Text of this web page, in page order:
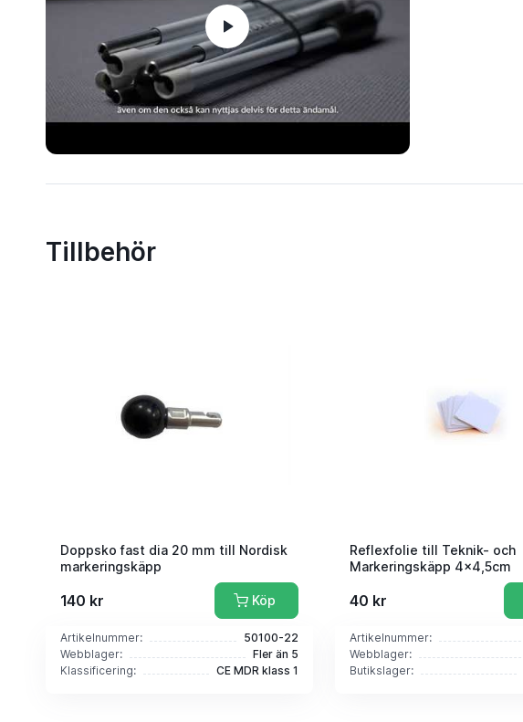
Tillbehör
Doppsko fast dia 20 mm till Nordisk
markeringskäpp
140 kr Köp
Artikelnummer:
50100-22
Webblager:
Fler än 5
Klassificering:
CE MDR klass 1
Reflexfolie till Teknik- och
Markeringskäpp 4x4,5cm
40 kr
Artikelnummer:
Webblager:
Butikslager: